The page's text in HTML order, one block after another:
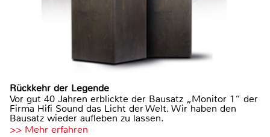
Rückkehr der Legende
Vor gut 40 Jahren erblickte der Bausatz „Monitor 1“ der
Firma Hifi Sound das Licht der Welt. Wir haben den
Bausatz wieder aufleben zu lassen.
>> Mehr erfahren